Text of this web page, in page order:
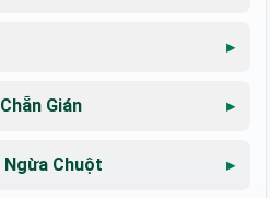
Gián
Ngừa Chuột